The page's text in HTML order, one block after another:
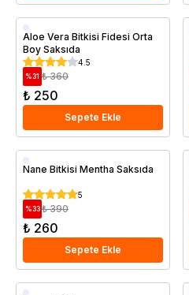
Saksıda
Aloe Vera Bitkisi Fidesi Orta
Boy Saksıda
4.5
%31 ₺ 360
₺ 250
Sepete Ekle
Saksıda
Nane Bitkisi Mentha Saksıda
5
%33 ₺ 390
₺ 260
Sepete Ekle